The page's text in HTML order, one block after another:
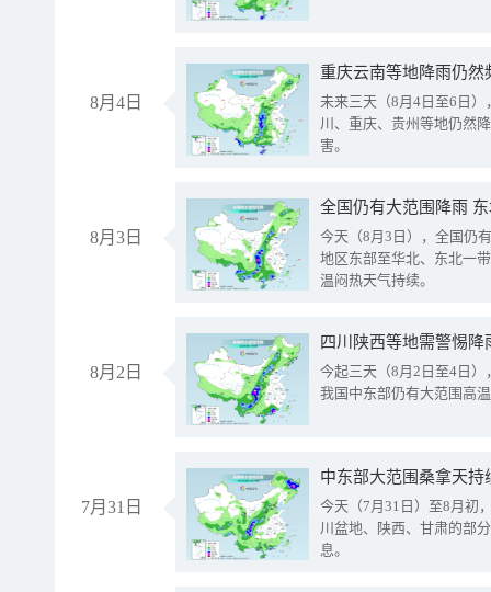
8月4日
重庆云南等地降雨仍然
未来三天（8月4日至6日
川、重庆、贵州等地仍然
害。
8月3日
全国仍有大范围降雨
今天（8月3日），全国仍
地区东部至华北、东北一
温闷热天气持续。
8月2日
今起三天（8月2日至4日
我国中东部仍有大范围高
7月31日
中东部大范围桑拿天
今天（7月31日）至8月初
川盆地、陕西、甘肃的部
息。